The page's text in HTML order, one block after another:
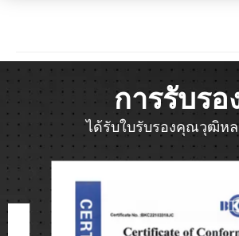
การรับรอ
ได้รับใบรับรองคุณวุฒิห